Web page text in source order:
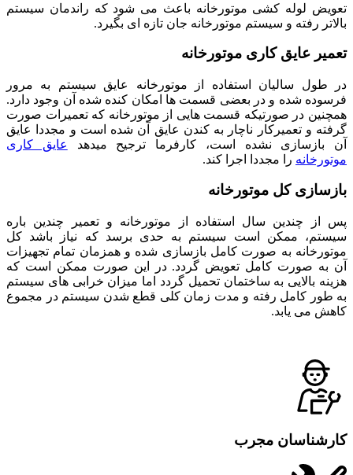
تعویض لوله کشی موتورخانه باعث می شود که راندمان سیستم
بالاتر رفته و سیستم موتورخانه جان تازه ای بگیرد.
تعمیر عایق کاری موتورخانه
در طول سالیان استفاده از موتورخانه عایق سیستم به مرور
فرسوده شده و در بعضی قسمت ها امکان کنده شده آن وجود دارد.
همچنین در صورتیکه قسمت هایی از موتورخانه که تعمیرات صورت
گرفته و تعمیرکار ناچار به کندن عایق آن شده است و مجددا عایق
آن بازسازی نشده است، کارفرما ترجیح میدهد
عایق کاری
موتورخانه را مجددا اجرا کند.
بازسازی کل موتورخانه
پس از چندین سال استفاده از موتورخانه و تعمیر چندین باره
سیستم، ممکن است سیستم به حدی برسد که نیاز باشد کل
موتورخانه به صورت کامل بازسازی شده و همزمان تمام تجهیزات
آن به صورت کامل تعویض گردد. در این صورت ممکن است که
هزینه بالایی به ساختمان تحمیل گردد اما میزان خرابی های سیستم
به طور کامل رفته و مدت زمان کلی قطع شدن سیستم در مجموع
کاهش می یابد.
کارشناسان مجرب